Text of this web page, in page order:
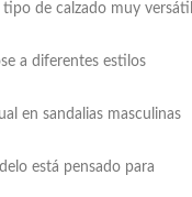
de calzado muy versátil
a diferentes estilos
en sandalias masculinas
está pensado para